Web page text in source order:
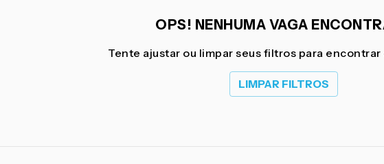
OPS! NENHUMA VAGA
Tente ajustar ou limpar seus filtros para encontrar
LIMPAR FILTROS